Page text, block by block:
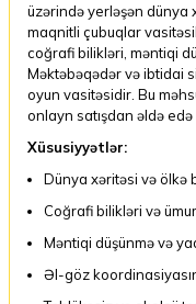
üzərində yerləşən dünya
maqnitli çubuqlar
coğrafi bilikləri, məntiqi
Məktəbəqədər və ibtidai
oyun vasitəsidir. Bu
onlayn satışdan əldə edə
Xüsusiyyətlər:
Dünya xəritəsi və ölkə
Coğrafi bilikləri və
Məntiqi düşünmə və
Əl-göz